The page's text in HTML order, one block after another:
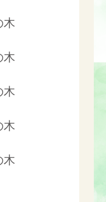
木
木
木
木
木